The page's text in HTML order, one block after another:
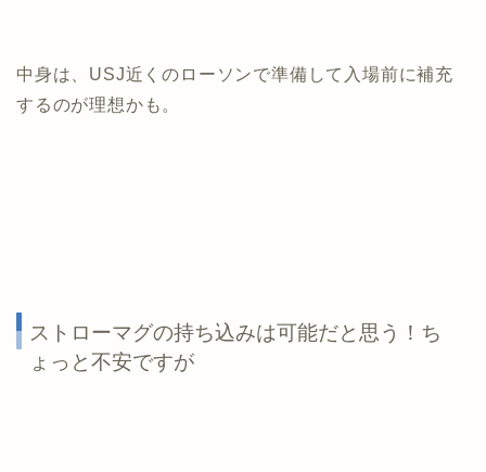
中身は、USJ近くのローソンで準備して入場前に補充
するのが理想かも。
ストローマグの持ち込みは可能だと思う！ち
ょっと不安ですが